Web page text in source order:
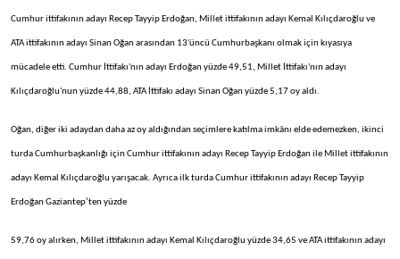
Cumhur ittifakının adayı Recep Tayyip Erdoğan, Millet ittifakının adayı Kemal Kılıçdaroğlu ve
ATA ittifakının adayı Sinan Oğan arasından 13'üncü Cumhurbaşkanı olmak için kıyasıya
mücadele etti. Cumhur İttifakı'nın adayı Erdoğan yüzde 49,51, Millet İttifakı'nın adayı
Kılıçdaroğlu'nun yüzde 44,88, ATA İttifakı adayı Sinan Oğan yüzde 5,17 oy aldı.
Oğan, diğer iki adaydan daha az oy aldığından seçimlere katılma imkânı elde edemezken, ikinci
turda Cumhurbaşkanlığı için Cumhur ittifakının adayı Recep Tayyip Erdoğan ile Millet ittifakının
adayı Kemal Kılıçdaroğlu yarışacak. Ayrıca ilk turda Cumhur ittifakının adayı Recep Tayyip
Erdoğan Gaziantep’ten yüzde
59,76 oy alırken, Millet ittifakının adayı Kemal Kılıçdaroğlu yüzde 34,65 ve ATA ittifakının adayı